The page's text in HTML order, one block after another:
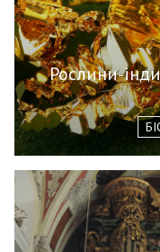
Рослини-